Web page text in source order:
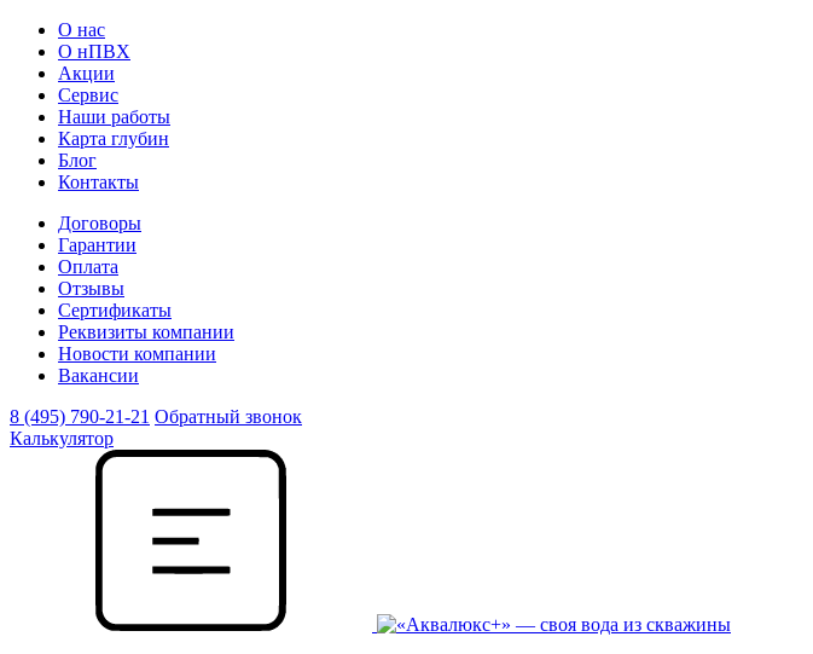
О нас
О нПВХ
Акции
Сервис
Наши работы
Карта глубин
Блог
Контакты
Договоры
Гарантии
Оплата
Отзывы
Сертификаты
Реквизиты компании
Новости компании
Вакансии
8 (495) 790-21-21 Обратный звонок
Калькулятор